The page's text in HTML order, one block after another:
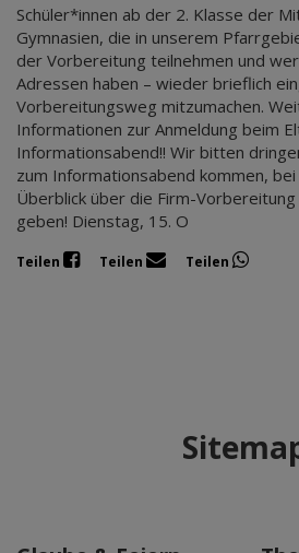
Schüler*innen ab der 2. Klasse der
Gymnasien, die in unserem
der Vorbereitung teilnehmen und
Adressen haben – wieder brieflich
Vorbereitungsweg mitzumachen.
Informationen zur Anmeldung beim
Informationsabend!! Wir bitten
zum Informationsabend kommen,
Überblick über die Firm-
geben! Dienstag, 15. O
Teilen Teilen Teilen